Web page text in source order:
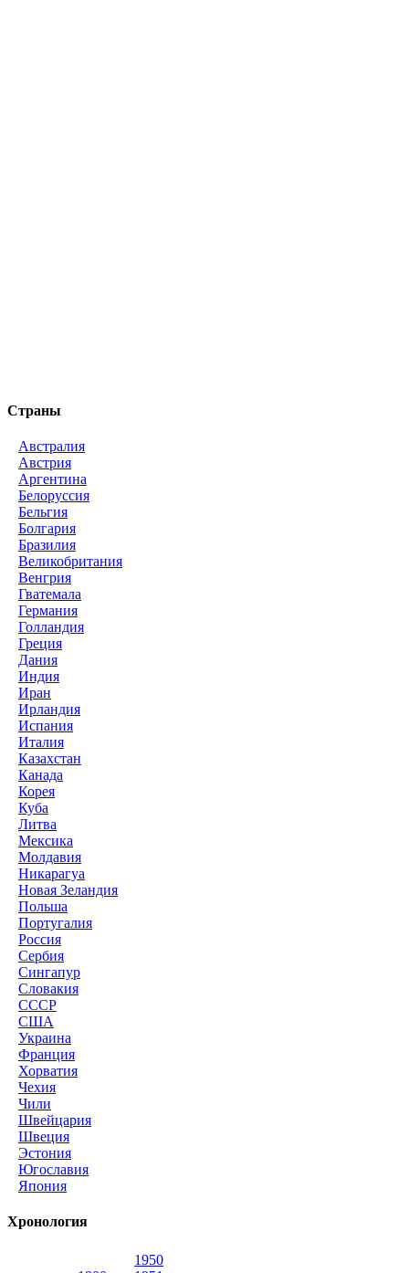
Страны
Австралия
Австрия
Аргентина
Белоруссия
Бельгия
Болгария
Бразилия
Великобритания
Венгрия
Гватемала
Германия
Голландия
Греция
Дания
Индия
Иран
Ирландия
Испания
Италия
Казахстан
Канада
Корея
Куба
Литва
Мексика
Молдавия
Никарагуа
Новая Зеландия
Польша
Португалия
Россия
Сербия
Сингапур
Словакия
СССР
США
Украина
Франция
Хорватия
Чехия
Чили
Швейцария
Швеция
Эстония
Югославия
Япония
Хронология
1950